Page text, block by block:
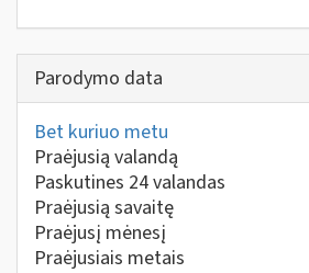
Parodymo data
Bet kuriuo metu
Praėjusią valandą
Paskutines 24 valandas
Praėjusią savaitę
Praėjusį mėnesį
Praėjusiais metais